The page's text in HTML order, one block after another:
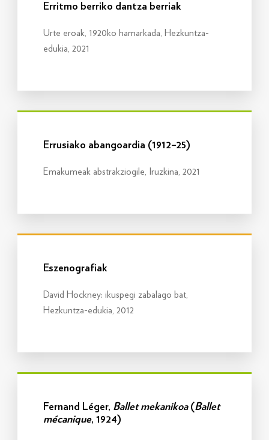
Erritmo berriko dantza berriak
Urte eroak, 1920ko hamarkada, Hezkuntza-
edukia, 2021
Errusiako abangoardia (1912–25)
Emakumeak abstrakziogile, Iruzkina, 2021
Eszenografiak
David Hockney: ikuspegi zabalago bat,
Hezkuntza-edukia, 2012
Fernand Léger, Ballet mekanikoa(Ballet
mécanique, 1924)